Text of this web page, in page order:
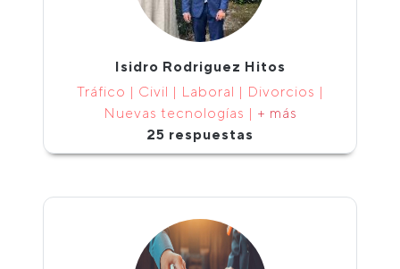
Isidro Rodriguez Hitos
Tráfico | Civil | Laboral | Divorcios |
Nuevas tecnologías | + más
25 respuestas